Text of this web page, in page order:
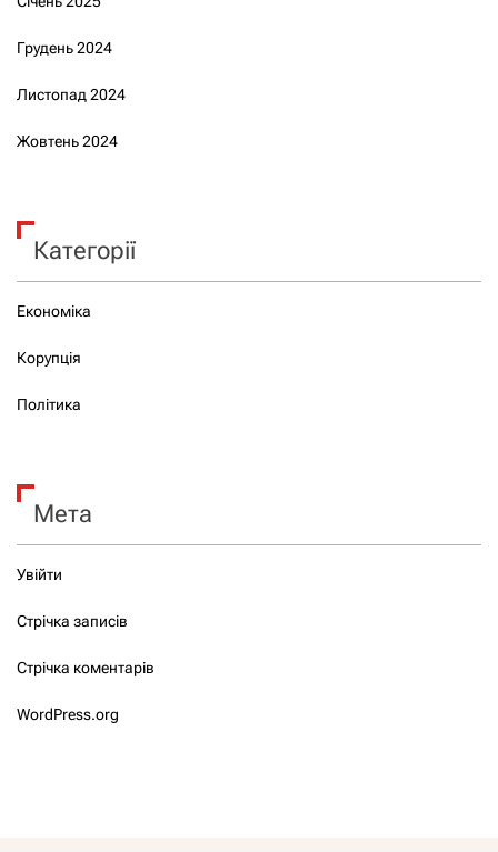
Грудень 2024
Листопад 2024
Жовтень 2024
Категорії
Економіка
Корупція
Політика
Мета
Увійти
Стрічка записів
Стрічка коментарів
WordPress.org